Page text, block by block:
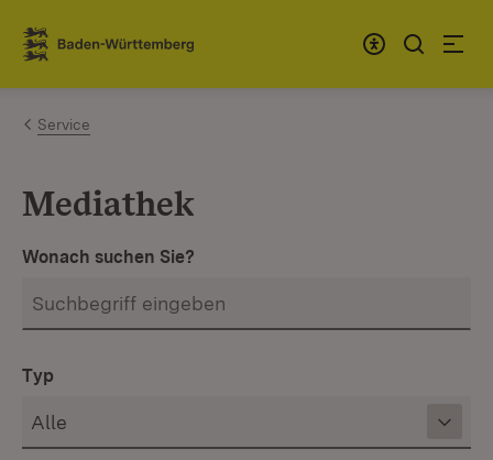
Zum Inhalt springen
Link zur Startseite
Service
Mediathek
Wonach suchen Sie?
Typ